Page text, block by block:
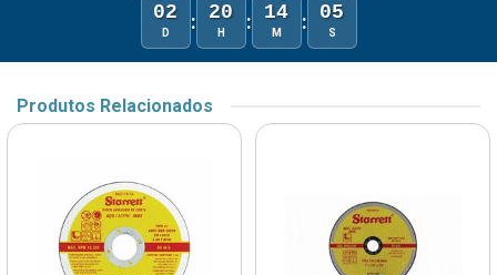
02
D : 20
H : 14
M : 05
S
Produtos Relacionados